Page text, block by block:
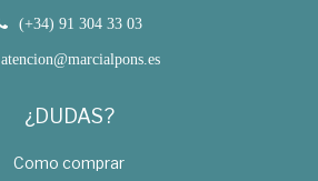
(+34) 91 304 33 03
atencion@marcialpons.es
¿DUDAS?
Como comprar